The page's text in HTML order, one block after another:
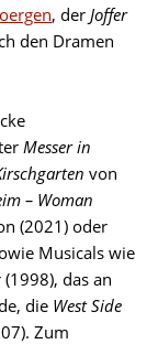
, der Joffer
den Dramen
Messer in
von
– Woman
(2021) oder
Musicals wie
das an
die West Side
Zum